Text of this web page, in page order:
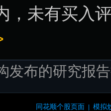
，未有买入
发布的研究报
同花顺个股页面 模拟